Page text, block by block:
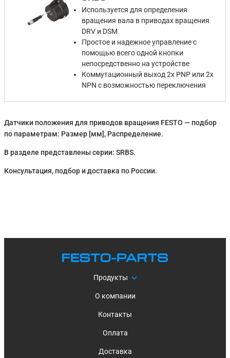
Используется для определения
вращения вала в приводах вращения
DRV и DSM
Простое и надежное управление с
помощью всего одной кнопки
непосредственно на устройстве
Коммутационный выход 2x PNP или 2x
NPN с возможностью переключения
Датчики положения для приводов вращения FESTO — подбор
по параметрам: Размер [мм], Распределение.
В разделе представлены серии: SRBS.
Консультация, подбор и доставка по России.
Продукты
О компании
Контакты
Оплата
Доставка